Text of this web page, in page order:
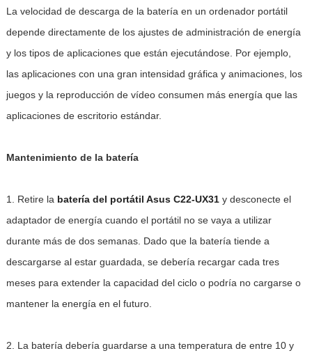
La velocidad de descarga de la batería en un ordenador portátil
depende directamente de los ajustes de administración de energía
y los tipos de aplicaciones que están ejecutándose. Por ejemplo,
las aplicaciones con una gran intensidad gráfica y animaciones, los
juegos y la reproducción de vídeo consumen más energía que las
aplicaciones de escritorio estándar.
Mantenimiento de la batería
1. Retire la batería del portátil Asus C22-UX31y desconecte el
adaptador de energía cuando el portátil no se vaya a utilizar
durante más de dos semanas. Dado que la batería tiende a
descargarse al estar guardada, se debería recargar cada tres
meses para extender la capacidad del ciclo o podría no cargarse o
mantener la energía en el futuro.
2. La batería debería guardarse a una temperatura de entre 10 y